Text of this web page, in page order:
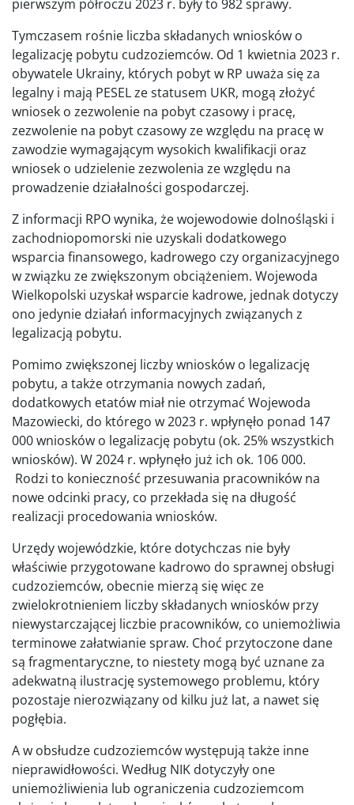
pierwszym półroczu 2023 r. były to 982 sprawy.
Tymczasem rośnie liczba składanych wniosków o
legalizację pobytu cudzoziemców. Od 1 kwietnia 2023 r.
obywatele Ukrainy, których pobyt w RP uważa się za
legalny i mają PESEL ze statusem UKR, mogą złożyć
wniosek o zezwolenie na pobyt czasowy i pracę,
zezwolenie na pobyt czasowy ze względu na pracę w
zawodzie wymagającym wysokich kwalifikacji oraz
wniosek o udzielenie zezwolenia ze względu na
prowadzenie działalności gospodarczej.
Z informacji RPO wynika, że wojewodowie dolnośląski i
zachodniopomorski nie uzyskali dodatkowego
wsparcia finansowego, kadrowego czy organizacyjnego
w związku ze zwiększonym obciążeniem. Wojewoda
Wielkopolski uzyskał wsparcie kadrowe, jednak dotyczy
ono jedynie działań informacyjnych związanych z
legalizacją pobytu.
Pomimo zwiększonej liczby wniosków o legalizację
pobytu, a także otrzymania nowych zadań,
dodatkowych etatów miał nie otrzymać Wojewoda
Mazowiecki, do którego w 2023 r. wpłynęło ponad 147
000 wniosków o legalizację pobytu (ok. 25% wszystkich
wniosków). W 2024 r. wpłynęło już ich ok. 106 000.
Rodzi to konieczność przesuwania pracowników na
nowe odcinki pracy, co przekłada się na długość
realizacji procedowania wniosków.
Urzędy wojewódzkie, które dotychczas nie były
właściwie przygotowane kadrowo do sprawnej obsługi
cudzoziemców, obecnie mierzą się więc ze
zwielokrotnieniem liczby składanych wniosków przy
niewystarczającej liczbie pracowników, co uniemożliwia
terminowe załatwianie spraw. Choć przytoczone dane
są fragmentaryczne, to niestety mogą być uznane za
adekwatną ilustrację systemowego problemu, który
pozostaje nierozwiązany od kilku już lat, a nawet się
pogłębia.
A w obsłudze cudzoziemców występują także inne
nieprawidłowości. Według NIK dotyczyły one
uniemożliwienia lub ograniczenia cudzoziemcom